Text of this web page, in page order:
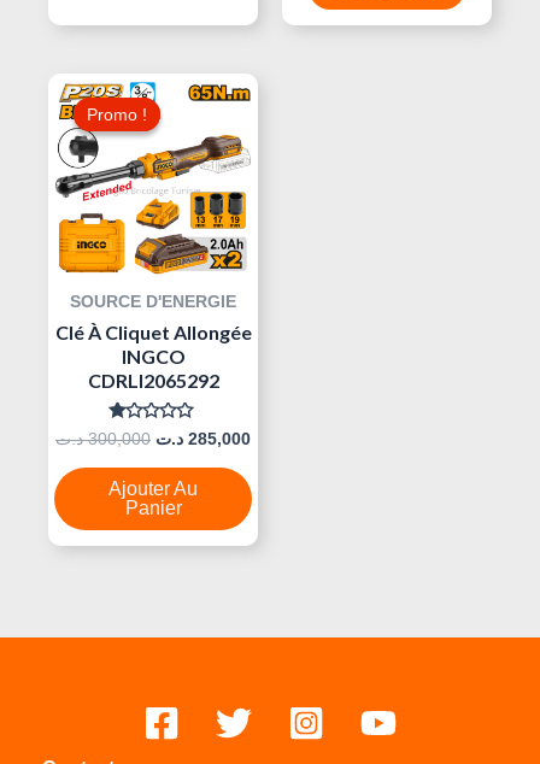
Promo !
Promo !
SOURCE D'ENERGIE
Clé À Cliquet Allongée
INGCO
CDRLI2065292
Note
0
Sur
5
300,000 د.ت
Le
Prix
Initial
Était :
300,000 د.ت.
285,000 د.ت
Le
Prix
Ajouter Au
Panier